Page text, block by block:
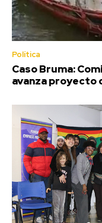
Política
Caso Bruma:
avanza proyecto